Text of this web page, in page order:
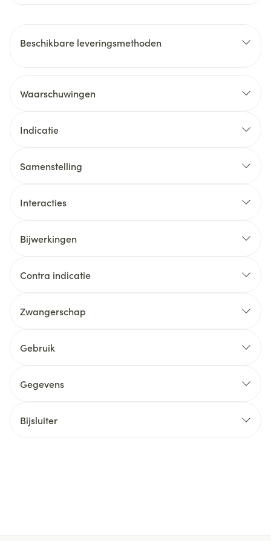
Beschikbare leveringsmethoden
Waarschuwingen
Indicatie
Samenstelling
Interacties
Bijwerkingen
Contra indicatie
Zwangerschap
Gebruik
Gegevens
Bijsluiter